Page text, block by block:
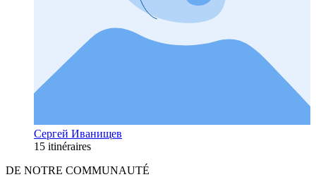
Сергей Иванищев
15 itinéraires
DE NOTRE COMMUNAUTÉ